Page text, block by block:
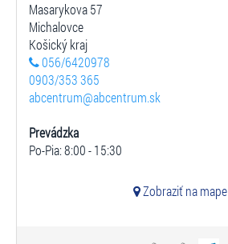
Masarykova 57
Michalovce
Košický kraj
056/6420978
0903/353 365
abcentrum@abcentrum.sk
Prevádzka
Po-Pia: 8:00 - 15:30
Zobraziť na mape